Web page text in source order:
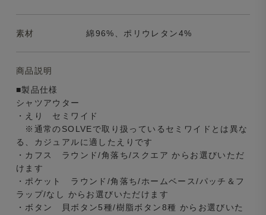
素材 綿96%、ポリウレタン4%
商品説明
■製品仕様
シャツアウター
・えり セミワイド
※通常のSOLVEで取り扱っているセミワイドとは異な
る、カジュアルに適したえりです
・カフス ラウンド/角落ち/スクエア からお選びいただ
けます
・ポケット ラウンド/角落ち/ホームベース/パッチ＆フ
ラップ/なし からお選びいただけます
・ボタン 貝ボタン5種/樹脂ボタン8種 からお選びいた